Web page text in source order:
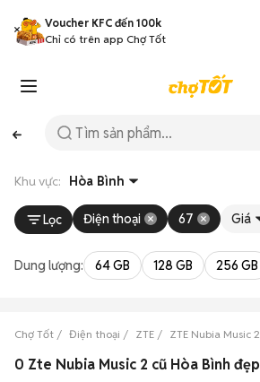
Voucher KFC đến 100k
Chỉ có trên app Chợ Tốt
Khu vực: Hòa Bình
Lọc Điện thoại 67 Giá
Dung lượng: 64 GB 128 GB 256 GB
Chợ Tốt Điện thoại ZTE ZTE Nubia Music 2
0 Zte Nubia Music 2 cũ Hòa Bình đẹp